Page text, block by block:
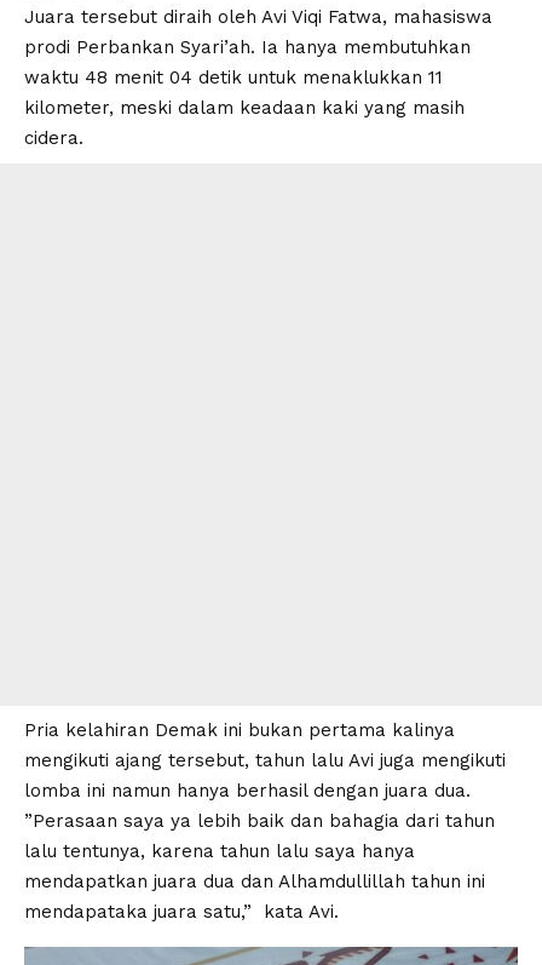
Juara tersebut diraih oleh Avi Viqi Fatwa, mahasiswa
prodi Perbankan Syari’ah. Ia hanya membutuhkan
waktu 48 menit 04 detik untuk menaklukkan 11
kilometer, meski dalam keadaan kaki yang masih
cidera.
Pria kelahiran Demak ini bukan pertama kalinya
mengikuti ajang tersebut, tahun lalu Avi juga mengikuti
lomba ini namun hanya berhasil dengan juara dua.
”Perasaan saya ya lebih baik dan bahagia dari tahun
lalu tentunya, karena tahun lalu saya hanya
mendapatkan juara dua dan Alhamdullillah tahun ini
mendapataka juara satu,” kata Avi.